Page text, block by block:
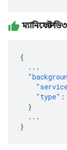
ম্যানিফেস্ট ভি৩
{
...
"type" :
}
...
}